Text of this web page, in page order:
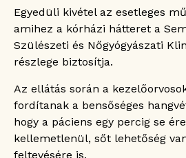
Egyedüli kivétel az esetleges
amihez a kórházi hátteret a
Szülészeti és Nőgyógyászati
részlege biztosítja.
Az ellátás során a
fordítanak a bensőséges
hogy a páciens egy percig se
kellemetlenül, sőt lehetőség
feltevésére is.